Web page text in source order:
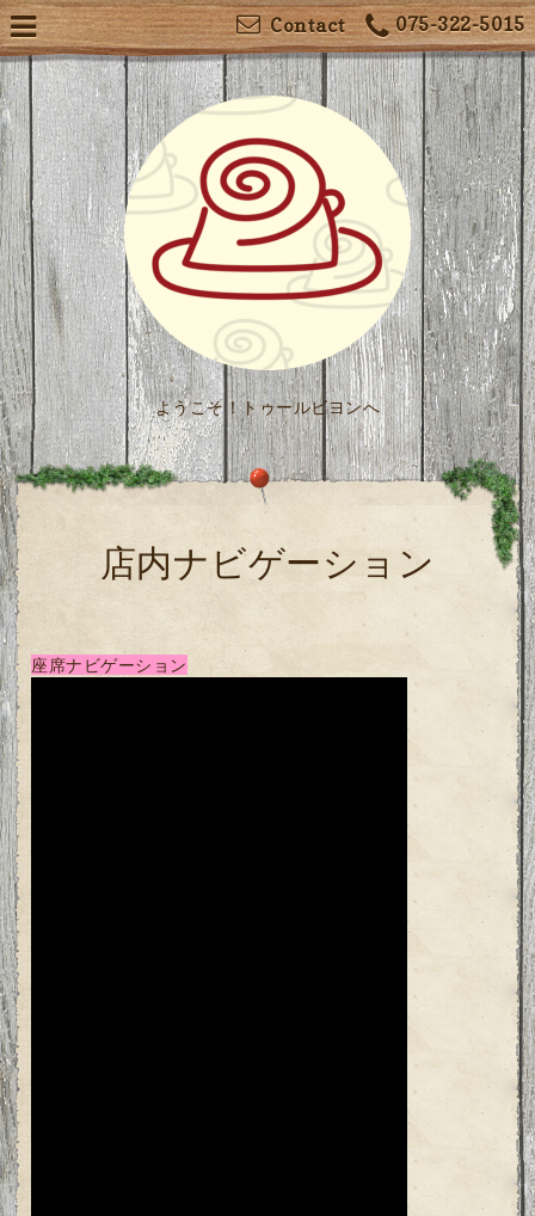
075-322-5015
Contact
ようこそ！トゥールビヨンへ
店内ナビゲーション
座席ナビゲーション